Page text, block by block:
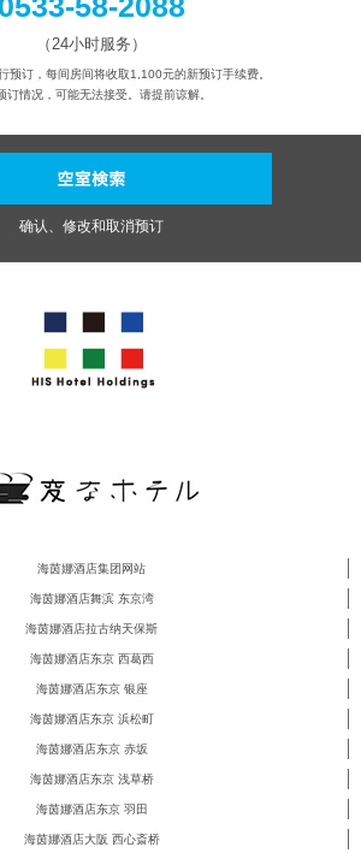
（24小时服务）
预订，每间房间将收取1,100元的新预订手续费。
订情况，可能无法接受。请提前谅解。
确认、修改和取消预订
海茵娜酒店集团网站
海茵娜酒店舞滨 东京湾
海茵娜酒店拉古纳天保斯
海茵娜酒店东京 西葛西
海茵娜酒店东京 银座
海茵娜酒店东京 浜松町
海茵娜酒店东京 赤坂
海茵娜酒店东京 浅草桥
海茵娜酒店东京 羽田
海茵娜酒店大阪 西心斎桥